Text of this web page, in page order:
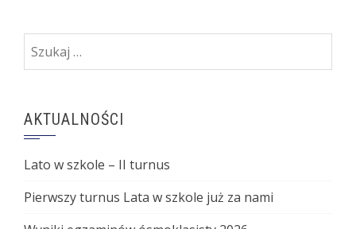
Szukaj:
AKTUALNOŚCI
Lato w szkole – II turnus
Pierwszy turnus Lata w szkole już za nami